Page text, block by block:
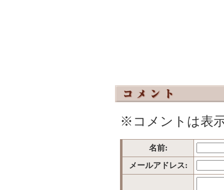
※コメントは表
名前:
メールアドレス: